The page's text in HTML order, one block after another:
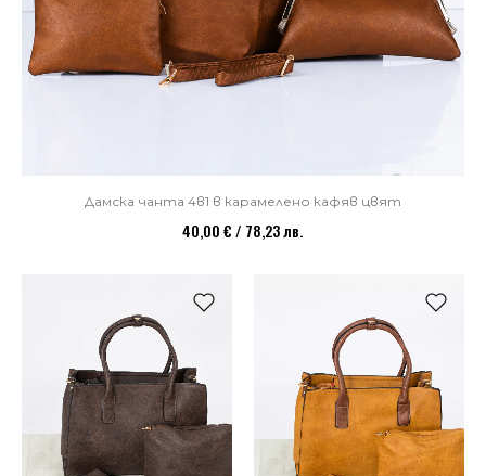
Дамска чанта 4в1 в карамелено кафяв цвят
40,00 € / 78,23 лв.